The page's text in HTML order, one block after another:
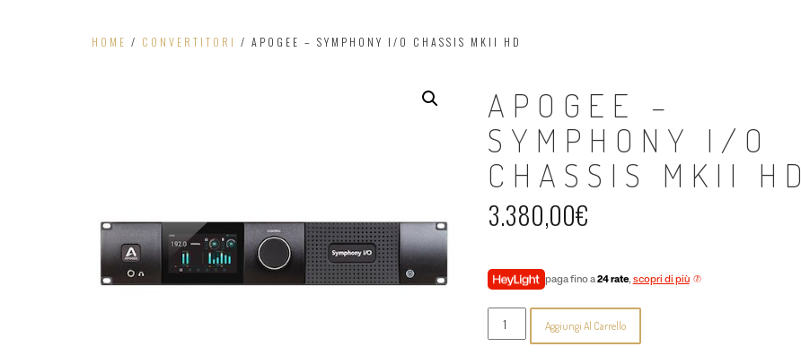
HOME / CONVERTITORI / APOGEE – SYMPHONY I/O CHASSIS MKII HD
APOGEE –
SYMPHONY I/O
CHASSIS MKII HD
3.380,00€
paga fino a24 rate, scopri di più
Symphony
Aggiungi Al Carrello